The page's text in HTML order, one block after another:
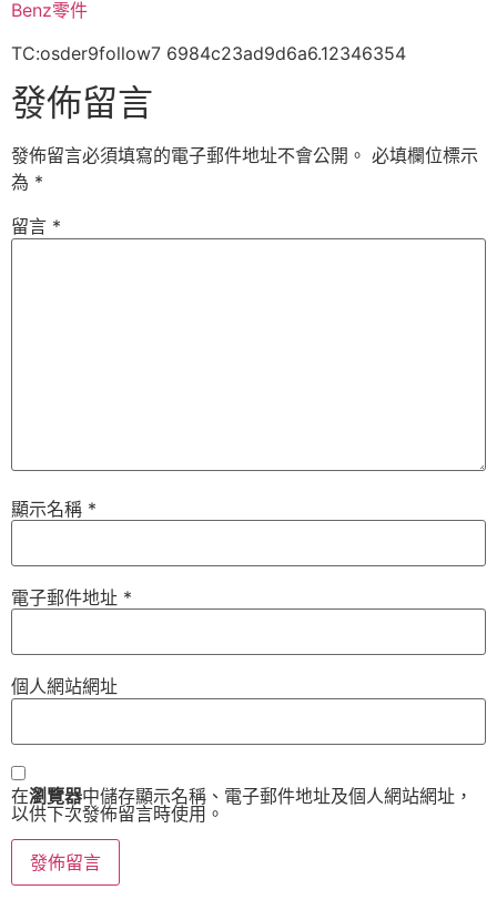
Benz零件
TC:osder9follow7 6984c23ad9d6a6.12346354
發佈留言
發佈留言必須填寫的電子郵件地址不會公開。 必填欄位標示
為 *
留言 *
顯示名稱 *
電子郵件地址 *
個人網站網址
在瀏覽器中儲存顯示名稱、電子郵件地址及個人網站網址，
以供下次發佈留言時使用。